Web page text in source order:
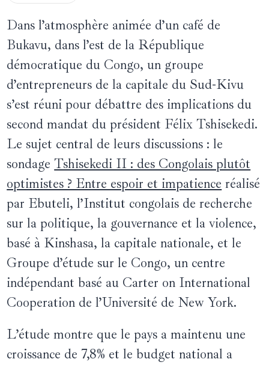
Dans l’atmosphère animée d’un café de
Bukavu, dans l’est de la République
démocratique du Congo, un groupe
d’entrepreneurs de la capitale du Sud-Kivu
s’est réuni pour débattre des implications du
second mandat du président Félix Tshisekedi.
Le sujet central de leurs discussions : le
sondageTshisekedi II : des Congolais plutôt
optimistes ? Entre espoir et impatience réalisé
par Ebuteli, l’Institut congolais de recherche
sur la politique, la gouvernance et la violence,
basé à Kinshasa, la capitale nationale, et le
Groupe d’étude sur le Congo, un centre
indépendant basé au Carter on International
Cooperation de l’Université de New York.
L’étude montre que le pays a maintenu une
croissance de 7,8% et le budget national a